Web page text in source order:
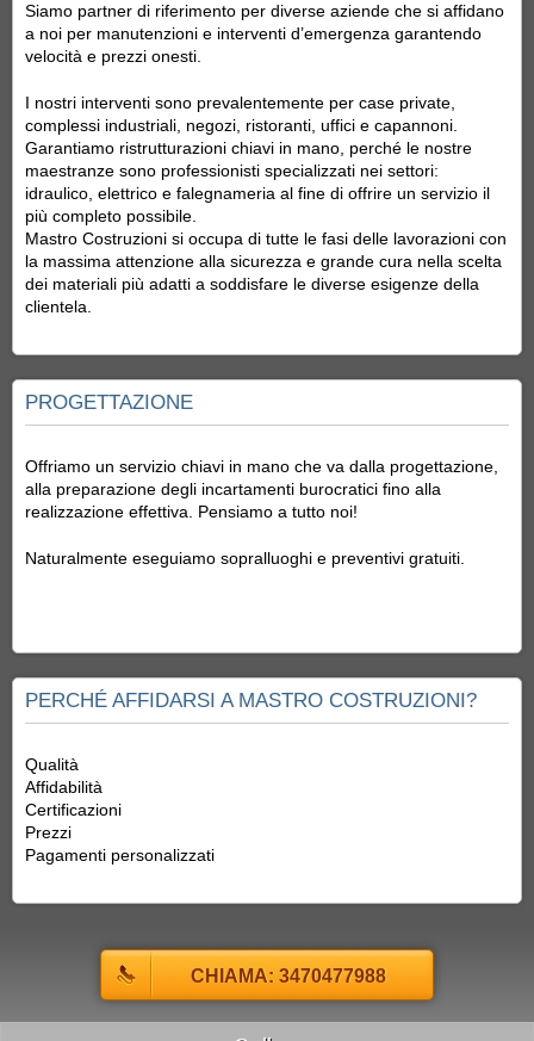
Siamo partner di riferimento per diverse aziende che si affidano
a noi per manutenzioni e interventi d’emergenza garantendo
velocità e prezzi onesti.
I nostri interventi sono prevalentemente per case private,
complessi industriali, negozi, ristoranti, uffici e capannoni.
Garantiamo ristrutturazioni chiavi in mano, perché le nostre
maestranze sono professionisti specializzati nei settori:
idraulico, elettrico e falegnameria al fine di offrire un servizio il
più completo possibile.
Mastro Costruzioni si occupa di tutte le fasi delle lavorazioni con
la massima attenzione alla sicurezza e grande cura nella scelta
dei materiali più adatti a soddisfare le diverse esigenze della
clientela.
PROGETTAZIONE
Offriamo un servizio chiavi in mano che va dalla progettazione,
alla preparazione degli incartamenti burocratici fino alla
realizzazione effettiva. Pensiamo a tutto noi!
Naturalmente eseguiamo sopralluoghi e preventivi gratuiti.
PERCHÉ AFFIDARSI A MASTRO COSTRUZIONI?
Qualità
Affidabilità
Certificazioni
Prezzi
Pagamenti personalizzati
CHIAMA: 3470477988